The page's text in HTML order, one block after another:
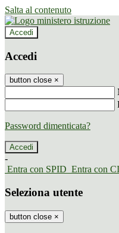
Salta al contenuto
Accedi
Accedi
button close ×
Password dimenticata?
-
Entra con SPID Entra con
Seleziona utente
button close ×